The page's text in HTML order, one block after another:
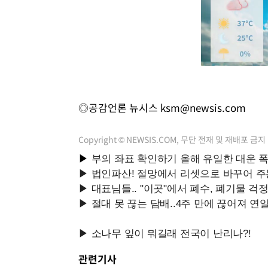
◎공감언론 뉴시스 ksm@newsis.com
Copyright © NEWSIS.COM, 무단 전재 및 재배포 금지
관련기사